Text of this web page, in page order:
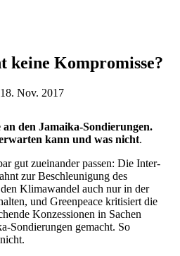
keine Kompromisse?
18. Nov. 2017
den Jamaika-Sondie­rungen.
kann und was nicht.
gut zuein­ander passen: Die Inter­
zur Beschleu­nigung des
Klima­wandel auch nur in der
und Green­peace kriti­siert die
Konzes­sionen in Sachen
Sondie­rungen gemacht. So